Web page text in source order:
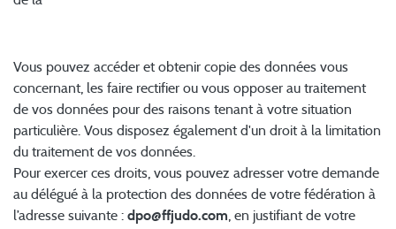
Vous pouvez accéder et obtenir copie des données vous
concernant, les faire rectifier ou vous opposer au traitement
de vos données pour des raisons tenant à votre situation
particulière. Vous disposez également d'un droit à la limitation
du traitement de vos données.
Pour exercer ces droits, vous pouvez adresser votre demande
au délégué à la protection des données de votre fédération à
l’adresse suivante : dpo@ffjudo.com , en justifiant de votre